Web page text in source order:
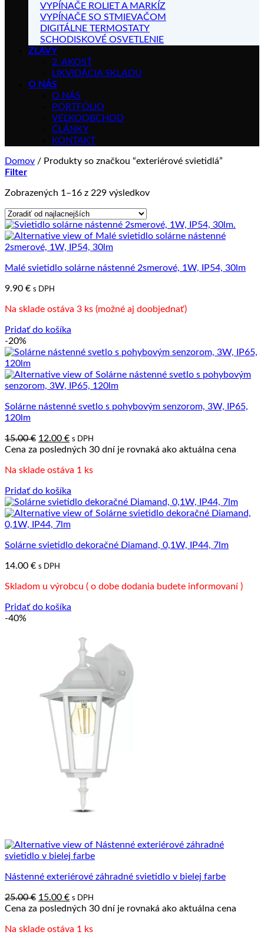
VYPÍNAČE ROLIET A MARKÍZ
VYPÍNAČE SO STMIEVAČOM
DIGITÁLNE TERMOSTATY
SCHODISKOVÉ OSVETLENIE
ZĽAVY
2. AKOSŤ
LIKVIDÁCIA SKLADU
O NÁS
O NÁS
PORTFÓLIO
VEĽKOOBCHOD
ČLÁNKY
KONTAKT
Domov / Produkty so značkou “exteriérové svietidlá”
Filter
Zobrazených 1–16 z 229 výsledkovZoradené
od
najnižšej
Malé svietidlo solárne nástenné 2smerové, 1W, IP54, 30lm
9.90 € s DPH
Na sklade ostáva 3 ks (možné aj doobjednať)
Pridať do košíka
-20%
Solárne nástenné svetlo s pohybovým senzorom, 3W, IP65,
120lm
15.00€ Pôvodná
cena
15.00 €.
12.00 €Aktuálna
cena
12.00 €.
s DPH
Cena za posledných 30 dní je rovnaká ako aktuálna cena
Na sklade ostáva 1 ks
Pridať do košíka
Solárne svietidlo dekoračné Diamand, 0,1W, IP44, 7lm
14.00 € s DPH
Skladom u výrobcu ( o dobe dodania budete informovaní )
Pridať do košíka
-40%
Nástenné exteriérové záhradné svietidlo v bielej farbe
25.00€ Pôvodná
cena
25.00 €.
15.00 €Aktuálna
cena
15.00 €.
s DPH
Cena za posledných 30 dní je rovnaká ako aktuálna cena
Na sklade ostáva 1 ks